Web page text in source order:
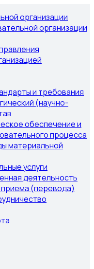
организации
организации
и требования
(научно-
обеспечение и
процесса
материальной
услуги
деятельность
(перевода)